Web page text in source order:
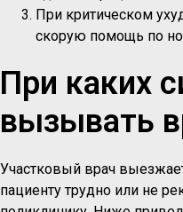
При критическом
скорую помощь по
При каких
вызывать
Участковый врач
пациенту трудно или не